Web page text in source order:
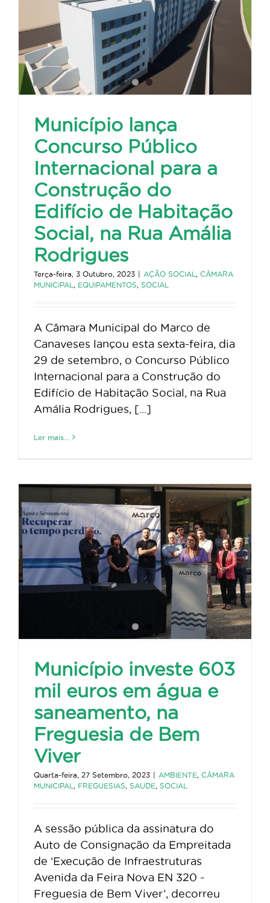
Município lança
Concurso Público
Internacional para a
Construção do
Edifício de Habitação
Social, na Rua Amália
Rodrigues
Terça-feira, 3 Outubro, 2023 | AÇÃO SOCIAL , CÂMARA
MUNICIPAL , EQUIPAMENTOS, SOCIAL
A Câmara Municipal do Marco de
Canaveses lançou esta sexta-feira, dia
29 de setembro, o Concurso Público
Internacional para a Construção do
Edifício de Habitação Social, na Rua
Amália Rodrigues, [...]
Ler mais...
Município investe 603
mil euros em água e
saneamento, na
Freguesia de Bem
Viver
Quarta-feira, 27 Setembro, 2023 | AMBIENTE, CÂMARA
MUNICIPAL , FREGUESIAS, SAUDE, SOCIAL
A sessão pública da assinatura do
Auto de Consignação da Empreitada
de ‘Execução de Infraestruturas
Avenida da Feira Nova EN 320 -
Freguesia de Bem Viver’, decorreu